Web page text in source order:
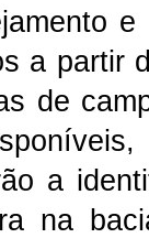
a partir
de
a
na